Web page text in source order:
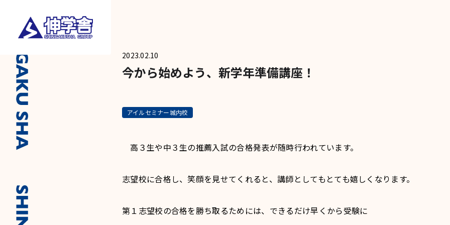
2023.02.10
今から始めよう、新学年準備講座！
アイルセミナー城内校
高３生や中３生の推薦入試の合格発表が随時行われています。
志望校に合格し、笑顔を見せてくれると、講師としてもとても嬉しくなります。
第１志望校の合格を勝ち取るためには、できるだけ早くから受験に